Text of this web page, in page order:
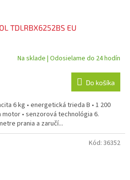
TDLRBX6252BS EU
Na sklade | Odosielame do 24 hodín
Do košíka
6 kg • energetická trieda B • 1 200
• senzorová technológia 6.
prania a zaručí...
Kód: 36352